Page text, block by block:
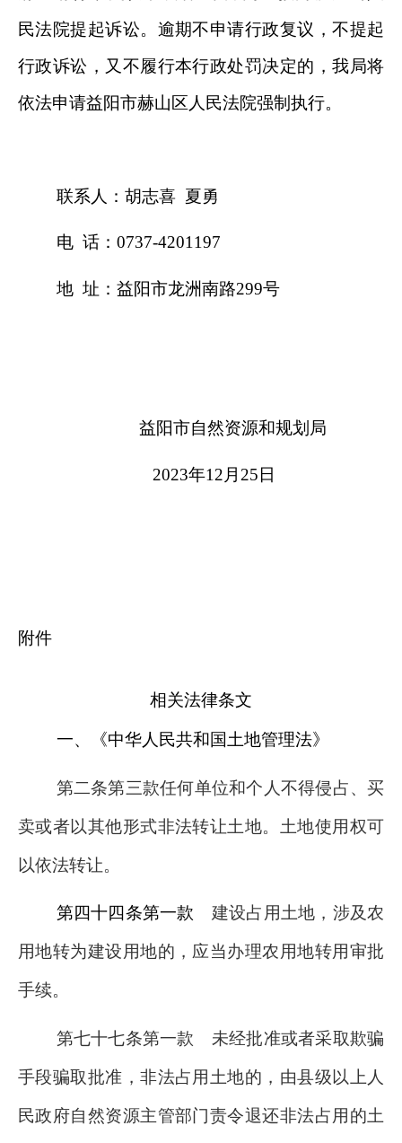
民法院提起诉讼。逾期不申请行政复议，不提起
行政诉讼，又不履行本行政处罚决定的，我局将
依法申请益阳市赫山区人民法院强制执行。
联系人：胡志喜 夏勇
电 话： 0737-4201197
地 址：益阳市龙洲南路299号
益阳市自然资源和规划局
2023年12 月 25日
附件
相关法律条文
一、《中华人民共和国土地管理法》
第二条第三款任何单位和个人不得侵占、买
卖或者以其他形式非法转让土地。土地使用权可
以依法转让。
第四十四条第一款 建设占用土地，涉及农
用地转为建设用地的，应当办理农用地转用审批
手续。
第七十七条第一款 未经批准或者采取欺骗
手段骗取批准，非法占用土地的，由县级以上人
民政府自然资源主管部门责令退还非法占用的土